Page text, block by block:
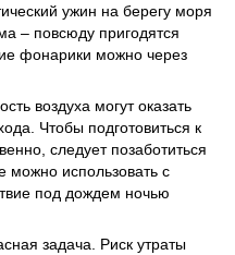
ужин на берегу моря
– повсюду пригодятся
фонарики можно через
воздуха могут оказать
Чтобы подготовиться к
следует позаботиться
можно использовать с
под дождем ночью
задача. Риск утраты